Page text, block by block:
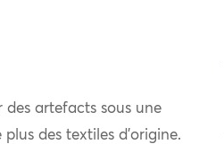
des artefacts sous une
des textiles d’origine.